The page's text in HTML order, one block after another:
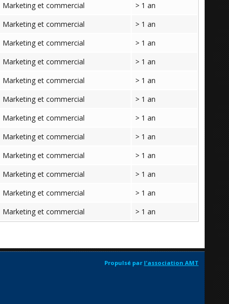
Marketing et commercial
> 1 an
Marketing et commercial
> 1 an
Marketing et commercial
> 1 an
Marketing et commercial
> 1 an
Marketing et commercial
> 1 an
Marketing et commercial
> 1 an
Marketing et commercial
> 1 an
Marketing et commercial
> 1 an
Marketing et commercial
> 1 an
Marketing et commercial
> 1 an
Marketing et commercial
> 1 an
Marketing et commercial > 1 an
Propulsé par l'association AMT